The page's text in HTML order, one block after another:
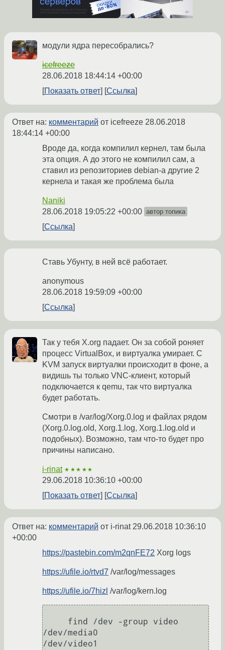
модули ядра пересобрались?
icefreeze
28.06.2018 18:44:14 +00:00
Показать ответ
Ссылка
Ответ на: комментарий от icefreeze 28.06.2018
18:44:14 +00:00
Вроде да, когда компилил кернел, там была
эта опция. А до этого не компилил сам, а
ставил из репозиториев debian-a другие 2
кернела и такая же проблема была
Naniki
28.06.2018 19:05:22 +00:00 автор топика
Ссылка
Ставь Убунту, в ней всё работает.
anonymous
28.06.2018 19:59:09 +00:00
Ссылка
Так у тебя X.org падает. Он за собой роняет
процесс VirtualBox, и виртуалка умирает. С
KVM запуск виртуалки происходит в фоне, а
видишь ты только VNC-клиент, который
подключается к qemu, так что виртуалка
будет работать.
Смотри в /var/log/Xorg.0.log и файлах рядом
(Xorg.0.log.old, Xorg.1.log, Xorg.1.log.old и
подобных). Возможно, там что-то будет про
причины написано.
i-rinat ★★★★★
29.06.2018 10:36:10 +00:00
Показать ответ
Ссылка
Ответ на: комментарий от i-rinat29.06.2018 10:36:10
+00:00
https://pastebin.com/m2qnFE72 Xorg logs
https://ufile.io/rtvd7 /var/log/messages
https://ufile.io/7hizl /var/log/kern.log
/dev/media0
/dev/video1